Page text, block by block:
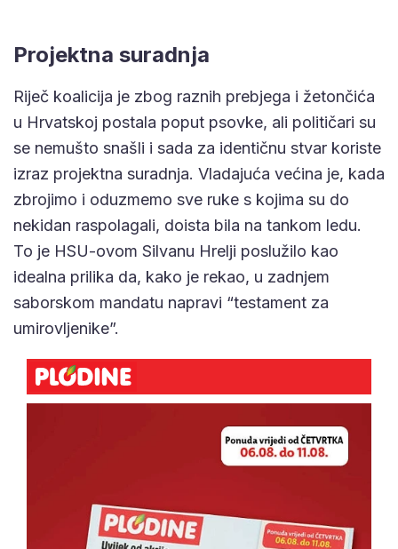
Projektna suradnja
Riječ koalicija je zbog raznih prebjega i žetončića
u Hrvatskoj postala poput psovke, ali političari su
se nemušto snašli i sada za identičnu stvar koriste
izraz projektna suradnja. Vladajuća većina je, kada
zbrojimo i oduzmemo sve ruke s kojima su do
nekidan raspolagali, doista bila na tankom ledu.
To je HSU-ovom Silvanu Hrelji poslužilo kao
idealna prilika da, kako je rekao, u zadnjem
saborskom mandatu napravi “testament za
umirovljenike”.